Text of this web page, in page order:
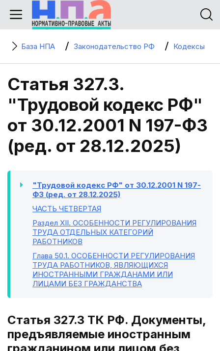
База НПА Законодательство РФ Кодексы
Статья 327.3.
"Трудовой кодекс РФ"
от 30.12.2001 N 197-ФЗ
(ред. от 28.12.2025)
"Трудовой кодекс РФ" от 30.12.2001 N 197-
ФЗ (ред. от 28.12.2025)
ЧАСТЬ ЧЕТВЕРТАЯ
Раздел XII. ОСОБЕННОСТИ РЕГУЛИРОВАНИЯ
ТРУДА ОТДЕЛЬНЫХ КАТЕГОРИЙ
РАБОТНИКОВ
Глава 50.1. ОСОБЕННОСТИ РЕГУЛИРОВАНИЯ
ТРУДА РАБОТНИКОВ, ЯВЛЯЮЩИХСЯ
ИНОСТРАННЫМИ ГРАЖДАНАМИ ИЛИ
ЛИЦАМИ БЕЗ ГРАЖДАНСТВА
Статья 327.3 ТК РФ. Документы,
предъявляемые иностранным